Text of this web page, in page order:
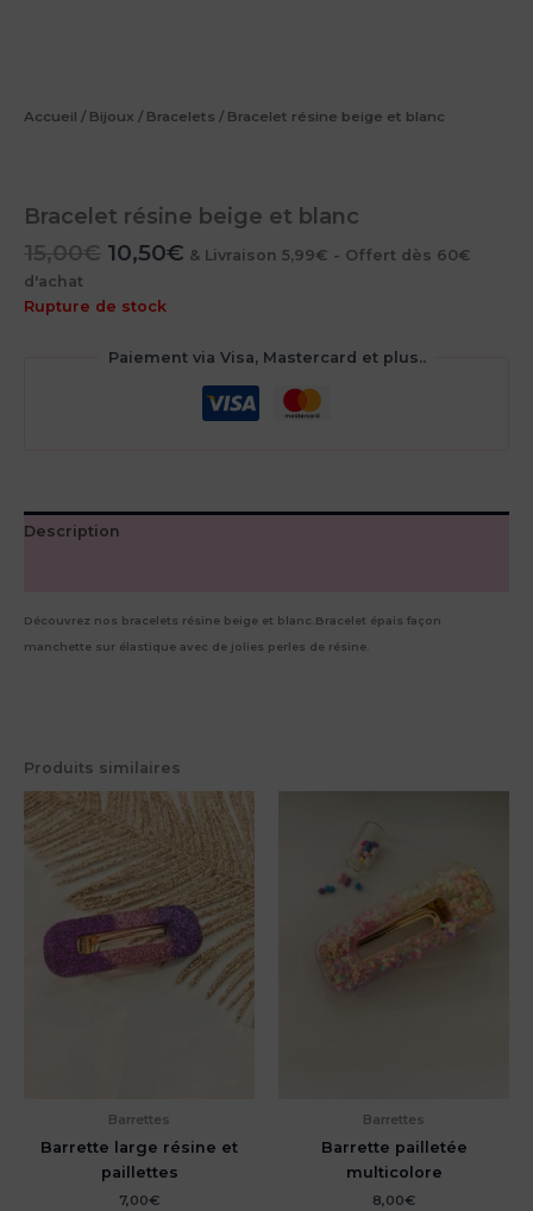
Accueil / Bijoux / Bracelets / Bracelet résine beige et blanc
Bracelet résine beige et blanc
15,00€ Le
initial
15,00€.
10,50€ Le
10,50€.
& Livraison 5,99€ - Offert dès 60€
d'achat
Rupture de stock
Paiement via Visa, Mastercard et plus..
Description
Découvrez nos bracelets résine beige et blanc.Bracelet épais façon
manchette sur élastique avec de jolies perles de résine.
Produits similaires
Barrettes
Barrette large résine et
paillettes
7,00€
Barrettes
Barrette pailletée
multicolore
8,00€